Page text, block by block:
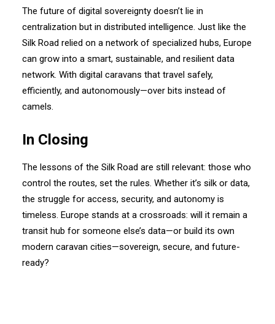
The future of digital sovereignty doesn’t lie in
centralization but in distributed intelligence. Just like the
Silk Road relied on a network of specialized hubs, Europe
can grow into a smart, sustainable, and resilient data
network. With digital caravans that travel safely,
efficiently, and autonomously—over bits instead of
camels.
In Closing
The lessons of the Silk Road are still relevant: those who
control the routes, set the rules. Whether it’s silk or data,
the struggle for access, security, and autonomy is
timeless. Europe stands at a crossroads: will it remain a
transit hub for someone else’s data—or build its own
modern caravan cities—sovereign, secure, and future-
ready?